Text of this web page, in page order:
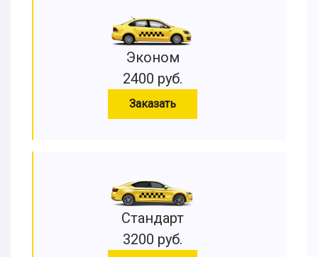
Эконом
2400 руб.
Заказать
Стандарт
3200 руб.